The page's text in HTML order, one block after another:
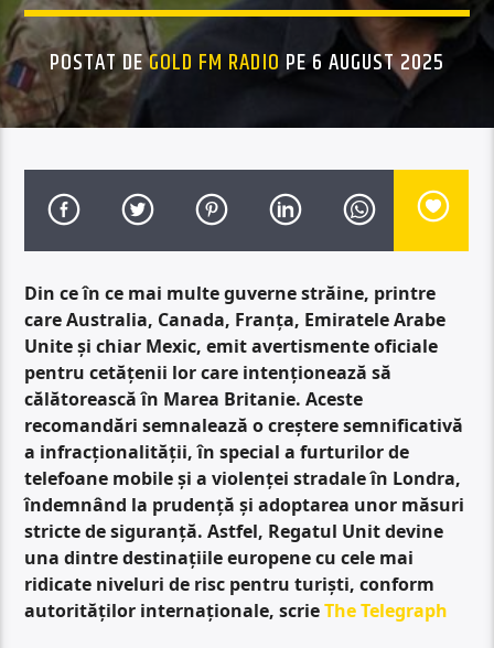
POSTAT DEGOLD FM RADIO PE 6 AUGUST 2025
Din ce în ce mai multe guverne străine, printre
care Australia, Canada, Franța, Emiratele Arabe
Unite și chiar Mexic, emit avertismente oficiale
pentru cetățenii lor care intenționează să
călătorească în Marea Britanie. Aceste
recomandări semnalează o creștere semnificativă
a infracționalității, în special a furturilor de
telefoane mobile și a violenței stradale în Londra,
îndemnând la prudență și adoptarea unor măsuri
stricte de siguranță. Astfel, Regatul Unit devine
una dintre destinațiile europene cu cele mai
ridicate niveluri de risc pentru turiști, conform
autorităților internaționale, scrieThe Telegraph